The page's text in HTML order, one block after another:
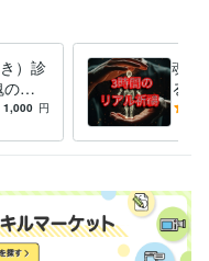
）診
現
〜
1,000 円
魂の
る蛇
のリ